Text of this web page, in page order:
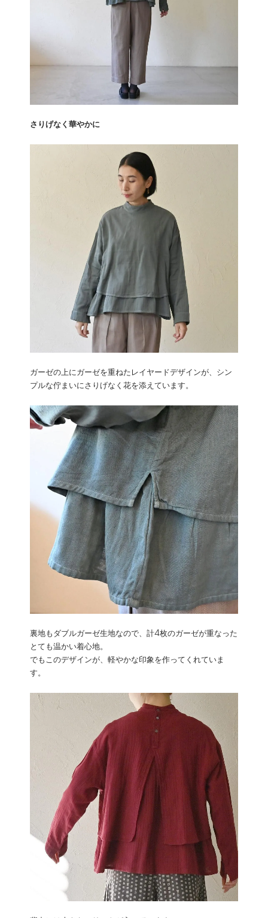
さりげなく華やかに
ガーゼの上にガーゼを重ねたレイヤードデザインが、シン
プルな佇まいにさりげなく花を添えています。
裏地もダブルガーゼ生地なので、計4枚のガーゼが重なった
とても温かい着心地。
でもこのデザインが、軽やかな印象を作ってくれていま
す。